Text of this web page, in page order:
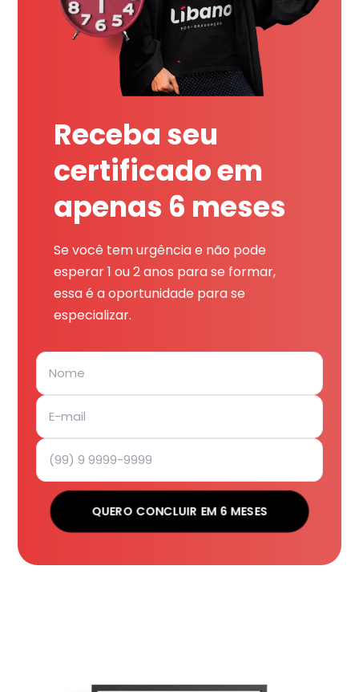
Receba seu
certificado em
apenas 6 meses
Se você tem urgência e não pode
esperar 1 ou 2 anos para se formar,
essa é a oportunidade para se
especializar.
QUERO CONCLUIR EM 6 MESES